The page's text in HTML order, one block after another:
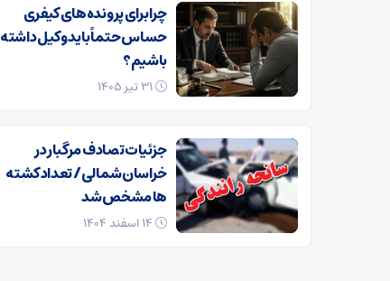
چرا برای پرونده‌های کیفری
حساس حتماً باید وکیل داشته
باشیم؟
جزئیات تصادف مرگبار در
خراسان‌شمالی/ تعداد کشته
ها مشخص شد